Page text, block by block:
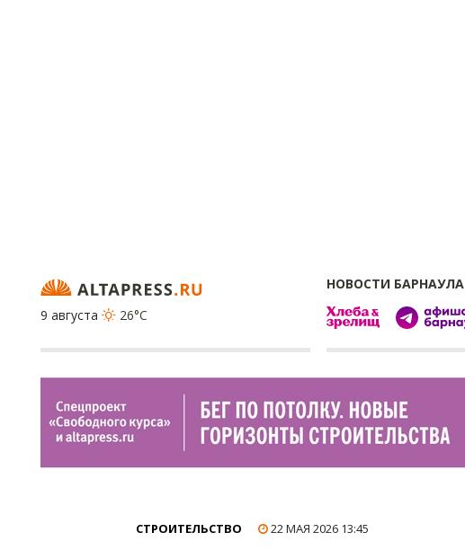
НОВОСТИ БАРНАУЛА
9 августа
26°C
СТРОИТЕЛЬСТВО 22 МАЯ 2026 13:45